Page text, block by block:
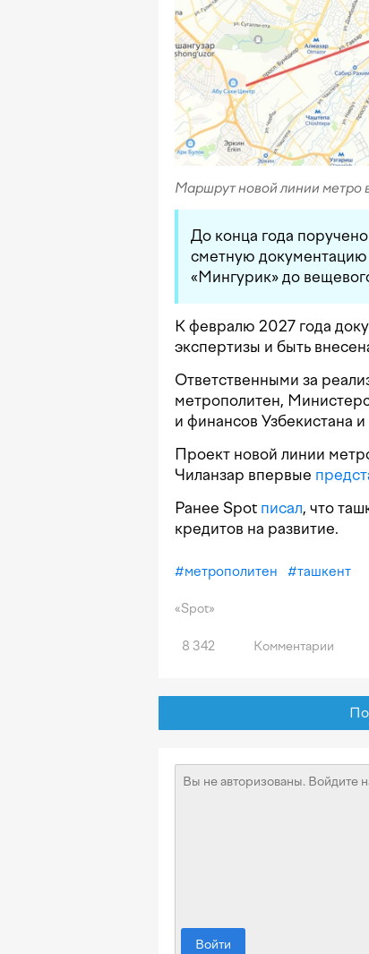
Маршрут новой линии метро
До конца года
сметную документацию
«Мингурик» до
К февралю 2027 года
экспертизы и быть
Ответственными за
метрополитен,
и финансов Узбекистана
Проект новой линии
Чиланзар впервые
Ранее Spot писал, что
кредитов на развитие.
#метрополитен #ташкент
«Spot»
8 342 Комментарии
Войти